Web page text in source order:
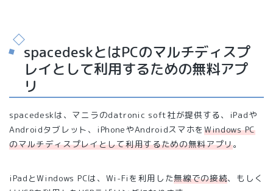
spacedeskとはPCのマルチディスプ
レイとして利用するための無料アプ
リ
spacedeskは、マニラのdatronic soft社が提供する、iPadや
Androidタブレット、iPhoneやAndroidスマホをWindows PC
のマルチディスプレイとして利用するための無料アプリ。
iPadとWindows PCは、Wi-Fiを利用した無線での接続、もしく